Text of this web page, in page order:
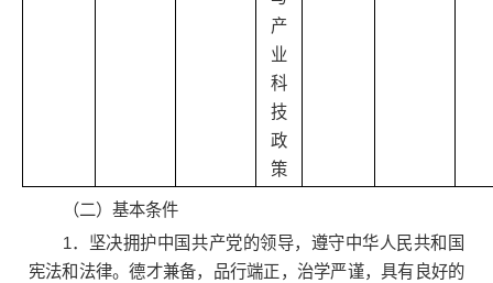
产
业
科
技
政
策
（二）基本条件
1．坚决拥护中国共产党的领导，遵守中华人民共和国
宪法和法律。德才兼备，品行端正，治学严谨，具有良好的